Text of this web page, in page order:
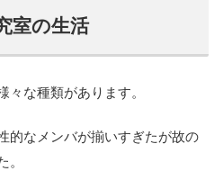
室の生活
々な種類があります。
的なメンバが揃いすぎたが故の
。